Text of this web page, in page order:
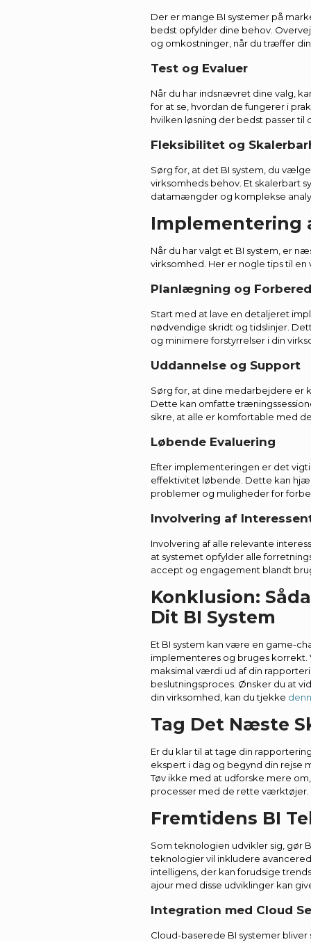
Der er mange BI systemer på
bedst opfylder dine behov.
og omkostninger, når du træffer
Test og Evaluer
Når du har indsnævret dine valg,
for at se, hvordan de fungerer i
hvilken løsning der bedst passer til
Fleksibilitet og
Sørg for, at det BI system, du
virksomheds behov. Et skalerbart
datamængder og komplekse
Implementering
Når du har valgt et BI system, er
virksomhed. Her er nogle tips til
Planlægning og
Start med at lave en detaljeret
nødvendige skridt og tidslinjer.
og minimere forstyrrelser i din
Uddannelse og Support
Sørg for, at dine medarbejdere er
Dette kan omfatte
sikre, at alle er komfortable med
Løbende Evaluering
Efter implementeringen er det
effektivitet løbende. Dette kan
problemer og muligheder for
Involvering af
Involvering af alle relevante
at systemet opfylder alle
accept og engagement blandt
Konklusion:
Dit BI System
Et BI system kan være en game-
implementeres og bruges korrekt.
maksimal værdi ud af din
beslutningsproces. Ønsker du at
din virksomhed, kan du tjekke
Tag Det Næste
Er du klar til at tage din
ekspert i dag og begynd din rejse
Tøv ikke med at udforske mere
processer med de rette værktøjer.
Fremtidens BI
Som teknologien udvikler sig, gør
teknologier vil inkludere
intelligens, der kan forudsige
ajour med disse udviklinger kan
Integration med Cloud
Cloud-baserede BI systemer